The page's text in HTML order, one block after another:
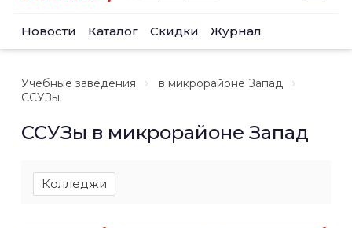
Новости Каталог Скидки Журнал
Учебные заведения
в микрорайоне Запад
ССУЗы
ССУЗы в микрорайоне Запад
Колледжи